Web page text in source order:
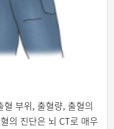
부위, 출혈량, 출혈의
의 진단은 뇌 CT로 매우